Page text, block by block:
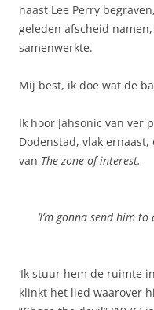
naast Lee Perry
geleden afscheid
samenwerkte.
Mij best, ik doe wat de
Ik hoor Jahsonic van ver
Dodenstad, vlak
van The zone of interest.
‘I’m gonna send him
‘Ik stuur hem de ruimte
klinkt het lied waarover